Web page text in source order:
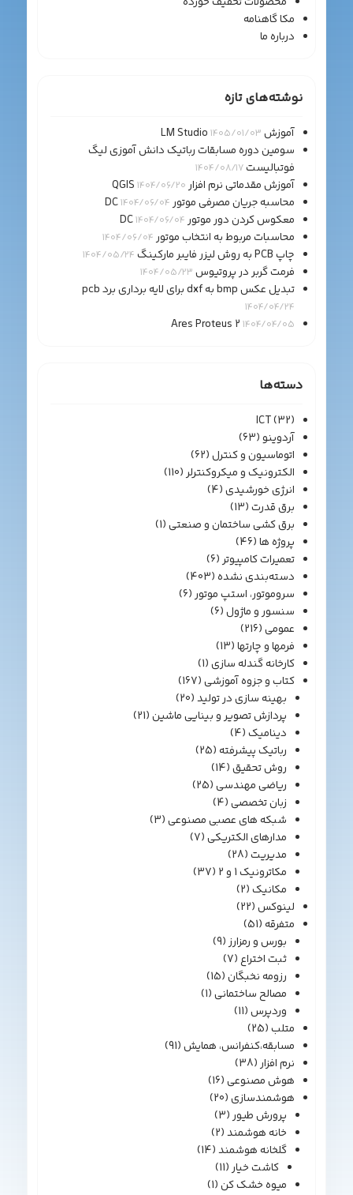
مکا گاهنامه
درباره ما
نوشته‌های تازه
آموزش LM Studio 1405/01/03
سومین دوره مسابقات رباتیک دانش آموزی لیگ
فوتبالیست1404/08/17
آموزش مقدماتی نرم افزار QGIS1404/06/20
محاسبه جریان مصرفی موتور DC1404/06/04
معکوس کردن دور موتور DC1404/06/04
محاسبات مربوط به انتخاب موتور 1404/06/04
چاپ PCB به روش لیزر فایبر مارکینگ 1404/05/24
فرمت گربر در پروتیوس 1404/05/23
تبدیل عکس bmp به dxf برای لایه برداری برد pcb
1404/04/24
Ares Proteus 2 1404/04/05
دسته‌ها
ICT(32)
آردوینو(63)
اتوماسیون و کنترل(62)
الکترونیک و میکروکنترلر(110)
انرژی خورشیدی(4)
برق قدرت(13)
برق کشی ساختمان و صنعتی(1)
پروژه ها(46)
تعمیرات کامپیوتر(6)
دسته‌بندی نشده(403)
سروموتور، استپ موتور(6)
سنسور و ماژول(6)
عمومی(216)
فرمها و چارتها(13)
کارخانه گندله سازی(1)
کتاب و جزوه آموزشی(167)
بهینه سازی در تولید(20)
پردازش تصویر و بینایی ماشین(21)
دینامیک(4)
رباتیک پیشرفته(25)
روش تحقیق(14)
ریاضی مهندسی(25)
زبان تخصصی(4)
شبکه های عصبی مصنوعی(3)
مدارهای الکتریکی(7)
مدیریت(28)
مکاترونیک 1 و 2
(37)
مکانیک(2)
لینوکس(22)
متفرقه(51)
بورس و رمزارز(9)
ثبت اختراع(7)
رزومه نخبگان(15)
مصالح ساختمانی(1)
وردپرس(11)
متلب(25)
مسابقه،کنفرانس، همایش(91)
نرم افزار(38)
هوش مصنوعی(16)
هوشمندسازی(20)
پرورش طیور(3)
خانه هوشمند(2)
گلخانه هوشمند(14)
کاشت خیار(11)
میوه خشک کن(1)